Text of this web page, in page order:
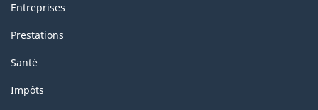
Entreprises
Prestations
Santé
Impôts